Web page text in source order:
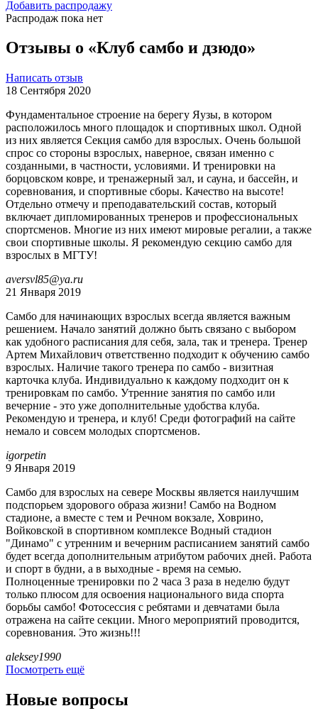
Добавить распродажу
Распродаж пока нет
Отзывы о «Клуб самбо и дзюдо»
Написать отзыв
18 Сентября 2020
Фундаментальное строение на берегу Яузы, в котором
расположилось много площадок и спортивных школ. Одной
из них является Секция самбо для взрослых. Очень большой
спрос со стороны взрослых, наверное, связан именно с
созданными, в частности, условиями. И тренировки на
борцовском ковре, и тренажерный зал, и сауна, и бассейн, и
соревнования, и спортивные сборы. Качество на высоте!
Отдельно отмечу и преподавательский состав, который
включает дипломированных тренеров и профессиональных
спортсменов. Многие из них имеют мировые регалии, а также
свои спортивные школы. Я рекомендую секцию самбо для
взрослых в МГТУ!
aversvl85@ya.ru
21 Января 2019
Самбо для начинающих взрослых всегда является важным
решением. Начало занятий должно быть связано с выбором
как удобного расписания для себя, зала, так и тренера. Тренер
Артем Михайлович ответственно подходит к обучению самбо
взрослых. Наличие такого тренера по самбо - визитная
карточка клуба. Индивидуально к каждому подходит он к
тренировкам по самбо. Утренние занятия по самбо или
вечерние - это уже дополнительные удобства клуба.
Рекомендую и тренера, и клуб! Среди фотографий на сайте
немало и совсем молодых спортсменов.
igorpetin
9 Января 2019
Самбо для взрослых на севере Москвы является наилучшим
подспорьем здорового образа жизни! Самбо на Водном
стадионе, а вместе с тем и Речном вокзале, Ховрино,
Войковской в спортивном комплексе Водный стадион
"Динамо" с утренним и вечерним расписанием занятий самбо
будет всегда дополнительным атрибутом рабочих дней. Работа
и спорт в будни, а в выходные - время на семью.
Полноценные тренировки по 2 часа 3 раза в неделю будут
только плюсом для освоения национального вида спорта
борьбы самбо! Фотосессия с ребятами и девчатами была
отражена на сайте секции. Много мероприятий проводится,
соревнования. Это жизнь!!!
aleksey1990
Посмотреть ещё
Новые вопросы